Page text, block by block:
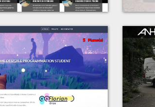
Voir le projet
Florian Gras